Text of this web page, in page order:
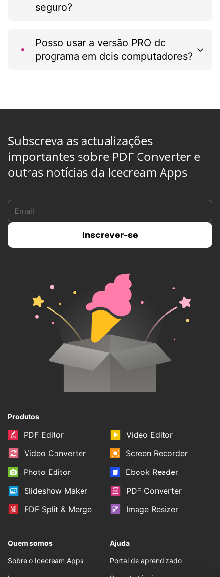
seguro?
Posso usar a versão PRO do
programa em dois computadores?
Subscreva as actualizações
importantes sobre PDF Converter e
outras notícias da Icecream Apps
Produtos
PDF Editor
Video Editor
Video Converter
Screen Recorder
Photo Editor
Ebook Reader
Slideshow Maker
PDF Converter
PDF Split & Merge
Image Resizer
Quem somos
Sobre o Icecream Apps
Ajuda
Portal de aprendizado